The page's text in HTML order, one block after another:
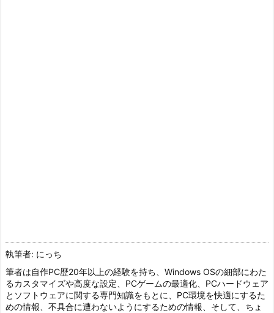
執筆者: にっち
筆者は自作PC歴20年以上の経験を持ち、Windows OSの細部にわた
るカスタマイズや高度な設定、PCゲームの最適化、PCハードウェア
とソフトウェアに関する専門知識をもとに、PC環境を快適にするた
めの情報、不具合に遭わないようにするための情報、そして、ちょ